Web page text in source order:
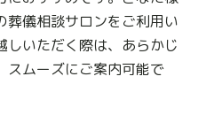
葬儀相談サロンをご利用い
しいただく際は、あらかじ
スムーズにご案内可能で